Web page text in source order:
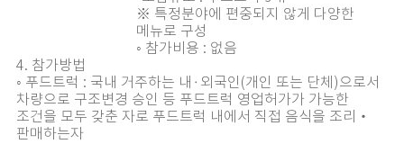
※ 특정분야에 편중되지 않게 다양한
메뉴로 구성
◦ 참가비용 : 없음
4. 참가방법
◦ 푸드트럭 : 국내 거주하는 내·외국인(개인 또는 단체)으로서
차량으로 구조변경 승인 등 푸드트럭 영업허가가 가능한
조건을 모두 갖춘 자로 푸드트럭 내에서 직접 음식을 조리‧
판매하는자